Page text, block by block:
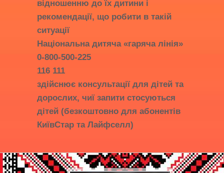
відношенню до їх дитини і
рекомендації, що робити в такій
ситуації
Національна дитяча «гаряча лінія»
0-800-500-225
116 111
здійснює консультації для дітей та
дорослих, чиї запити стосуються
дітей (безкоштовно для абонентів
КиївСтар та Лайфселл)